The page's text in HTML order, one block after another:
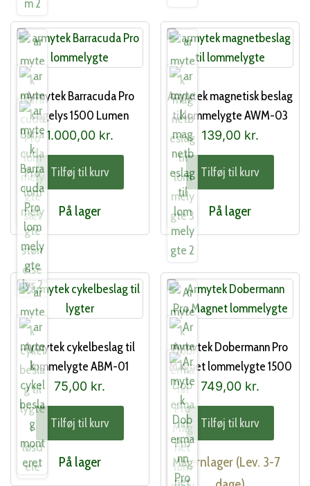
Armytek Barracuda Pro
søgelys 1500 Lumen
1.000,00 kr.
Tilføj til kurv
På lager
Armytek magnetisk beslag
til lommelygte AWM-03
139,00 kr.
Tilføj til kurv
På lager
Armytek cykelbeslag til
lommelygte ABM-01
75,00 kr.
Tilføj til kurv
På lager
Armytek Dobermann Pro
Magnet lommelygte 1500
Lumen
749,00 kr.
Tilføj til kurv
Fjernlager (Lev. 3-7